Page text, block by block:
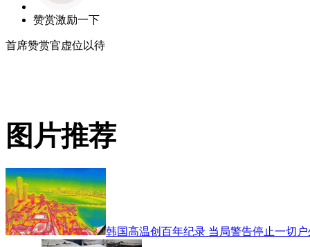
赞赏激励一下
首席赞赏官虚位以待
图片推荐
韩国高温创百年纪录 当局警告停止一切